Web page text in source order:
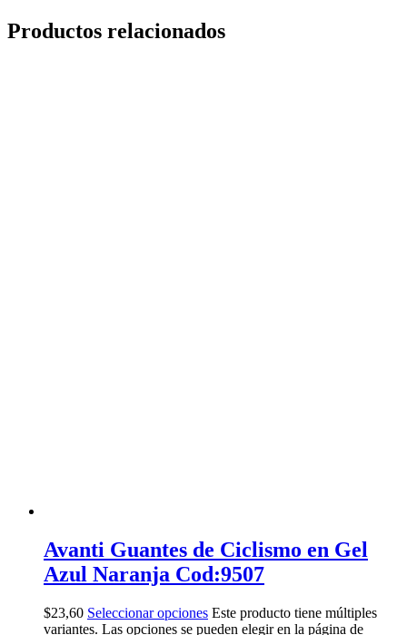
Productos relacionados
Avanti Guantes de Ciclismo en Gel
Azul Naranja Cod:9507
$23,60 Seleccionar opciones Este producto tiene múltiples
variantes. Las opciones se pueden elegir en la página de